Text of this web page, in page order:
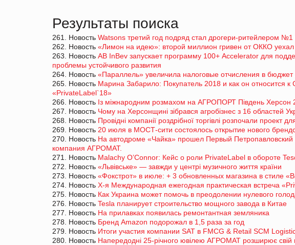
Результаты поиска
261. Новость Watsons третий год подряд стал дрогери-ритейлером №1
262. Новость «Лимон на идею»: второй миллион гривен от ОККО
263. Новость AB InBev запускает программу 100+ Accelerator для
проблемы устойчивого развития
264. Новость «Параллель» увеличила налоговые отчисления в бюджет
265. Новость Марина Забарило: Покупатель 2018 и как он относится
«PrivateLabel`18»
266. Новость Із міжнародним розмахом на АГРОПОРТ Південь Херсон
267. Новость Чому на Херсонщині зібрався агробізнес з 16 областей
268. Новость Провідні компанії роздрібної торгівлі розпочали проект
269. Новость 20 июля в МОСТ-сити состоялось открытие нового
270. Новость На автодроме «Чайка» прошел Первый
компания АГРОМАТ.
271. Новость Malachy O’Connor: Кейс о роли PrivateLabel в обороте
272. Новость «Львівське» ― завжди у центрі музичного життя країни
273. Новость «Фокстрот» в июле: + 3 обновленных магазина в стиле
274. Новость Х-я Международная ежегодная практическая встреча
275. Новость Как Украина может помочь в преодолении нулевого
276. Новость Tesla планирует строительство мощного завода в Китае
277. Новость На прилавках появилась ремонтантная земляника
278. Новость Бренд Amazon подорожал в 1,5 раза за год
279. Новость Итоги участия компании SAT в FMCG & Retail SCM
280. Новость Напередодні 25-річного ювілею АГРОМАТ розширює свій